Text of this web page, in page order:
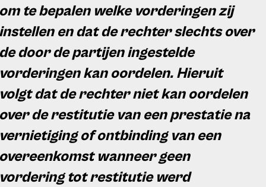
te bepalen welke vorderingen zij
en dat de rechter slechts over
door de partijen ingestelde
kan oordelen. Hieruit
dat de rechter niet kan oordelen
de restitutie van een prestatie na
of ontbinding van een
wanneer geen
tot restitutie werd